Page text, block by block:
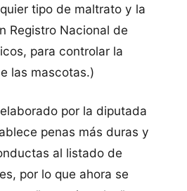
tipo de maltrato y la
Registro Nacional de
para controlar la
las mascotas.)
por la diputada
penas más duras y
al listado de
por lo que ahora se